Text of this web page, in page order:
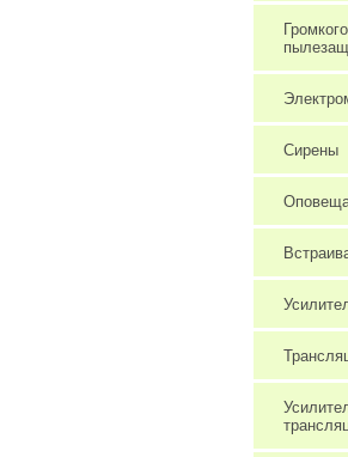
Сирены